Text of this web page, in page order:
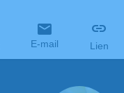
E-mail Lien